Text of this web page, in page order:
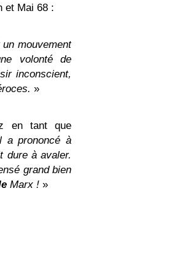
et Mai 68 :
mouvement
volonté de
inconscient,
»
en tant que
a prononcé à
dure à avaler.
grand bien
Marx ! »